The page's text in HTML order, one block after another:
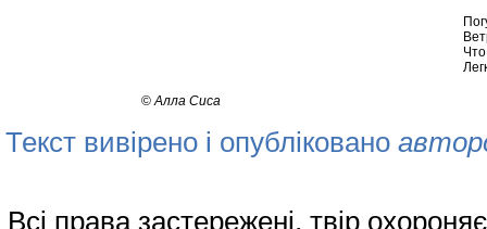
©Алла Сиса
Текст вивірено і опубліковано
Всі права застережені, твір